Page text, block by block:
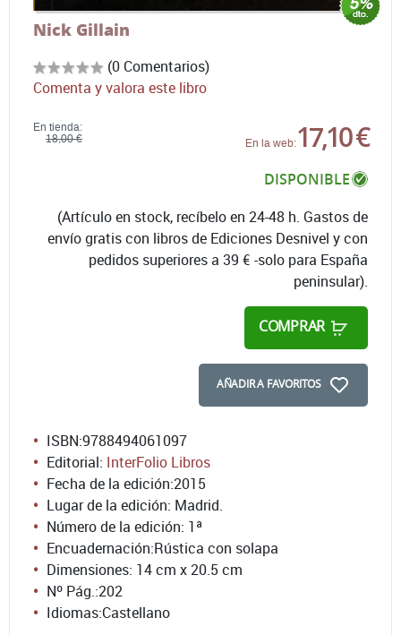
Nick Gillain
(0 Comentarios)
Comenta y valora este libro
En tienda:
18,00 €
En la web:17,10 €
DISPONIBLE
(Artículo en stock, recíbelo en 24-48 h. Gastos de
envío gratis con libros de Ediciones Desnivel y con
pedidos superiores a 39 € -solo para España
peninsular).
COMPRAR
AÑADIR A FAVORITOS
ISBN:9788494061097
Editorial: InterFolio Libros
Fecha de la edición:2015
Lugar de la edición: Madrid.
Número de la edición: 1ª
Encuadernación:Rústica con solapa
Dimensiones: 14 cm x 20.5 cm
Nº Pág.:202
Idiomas:Castellano